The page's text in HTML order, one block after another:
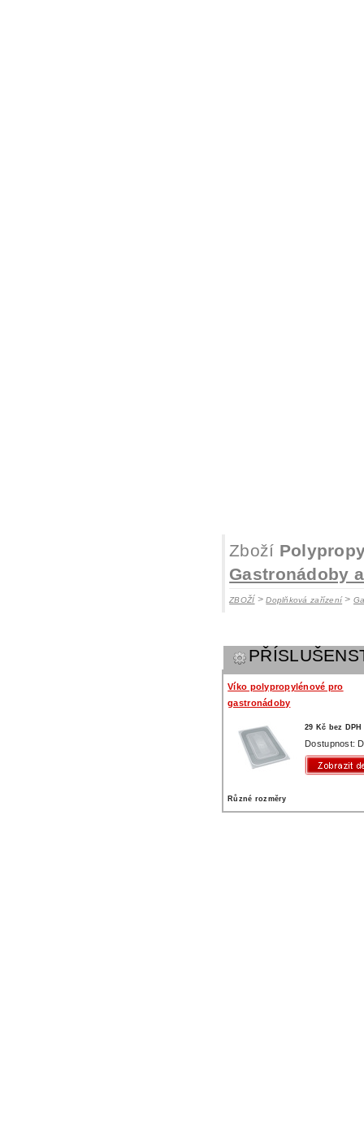
Zboží
Gastronádoby
ZBOŽÍ >Doplňková zařízení>
Víko polypropylénové pro
gastronádoby
29 Kč bez DPH
Dostupnost:
Různé rozměry